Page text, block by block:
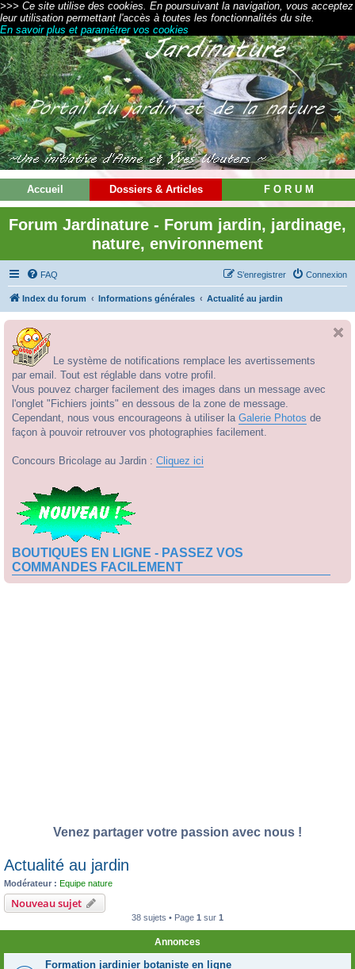
>>> Ce site utilise des cookies. En poursuivant la navigation, vous acceptez
leur utilisation permettant l'accès à toutes les fonctionnalités du site.
En savoir plus et paramétrer vos cookies
Accueil Dossiers & Articles F O R U M
Forum Jardinature - Forum jardin, jardinage,
nature, environnement
FAQ Connexion
S’enregistrer
Index du forum Informations générales Actualité au jardin
Le système de notifications remplace les avertissements
par email. Tout est réglable dans votre profil.
Vous pouvez charger facilement des images dans un message avec
l'onglet "Fichiers joints" en dessous de la zone de message.
Cependant, nous vous encourageons à utiliser la Galerie Photos de
façon à pouvoir retrouver vos photographies facilement.
Concours Bricolage au Jardin : Cliquez ici
BOUTIQUES EN LIGNE - PASSEZ VOS
COMMANDES FACILEMENT
Venez partager votre passion avec nous !
Actualité au jardin
Modérateur : Equipe nature
Nouveau sujet
38 sujets • Page 1 sur 1
Annonces
Formation jardinier botaniste en ligne